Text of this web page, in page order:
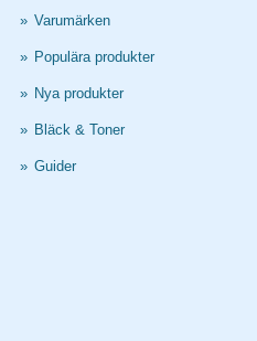
» Varumärken
» Populära produkter
» Nya produkter
» Bläck & Toner
» Guider